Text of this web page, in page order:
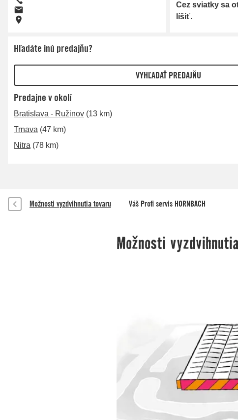
Cez sviatky sa
líšiť.
Hľadáte inú predajňu?
Predajne v okolí
Bratislava - Ružinov (13 km)
Trnava (47 km)
Nitra (78 km)